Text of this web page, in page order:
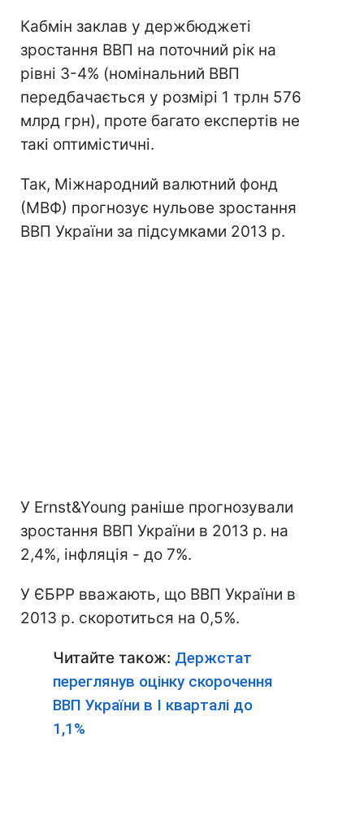
Кабмін заклав у держбюджеті
зростання ВВП на поточний рік на
рівні 3-4% (номінальний ВВП
передбачається у розмірі 1 трлн 576
млрд грн), проте багато експертів не
такі оптимістичні.
Так, Міжнародний валютний фонд
(МВФ) прогнозує нульове зростання
ВВП України за підсумками 2013 р.
У Ernst&Young раніше прогнозували
зростання ВВП України в 2013 р. на
2,4%, інфляція - до 7%.
У ЄБРР вважають, що ВВП України в
2013 р. скоротиться на 0,5%.
Читайте також: Держстат
переглянув оцінку скорочення
ВВП України в I кварталі до
1,1%